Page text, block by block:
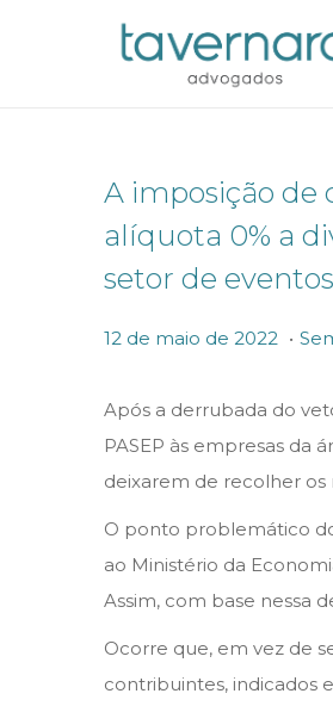
A imposição de
alíquota 0% a
setor de eventos
P
s
t
e
12 de maio de 2022
d
e
m
e
2
. P
s
t
e
Após a derrubada do
PASEP às empresas da
deixarem de recolher os
O ponto problemático
ao Ministério da
Assim, com base nessa
Ocorre que, em vez de
contribuintes, indicados